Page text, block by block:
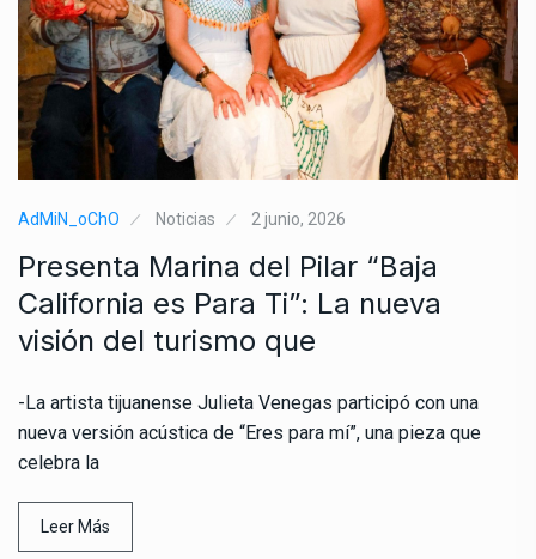
AdMiN_oChO Noticias 2 junio, 2026
Presenta Marina del Pilar “Baja
California es Para Ti”: La nueva
visión del turismo que
-La artista tijuanense Julieta Venegas participó con una
nueva versión acústica de “Eres para mí”, una pieza que
celebra la
Leer Más